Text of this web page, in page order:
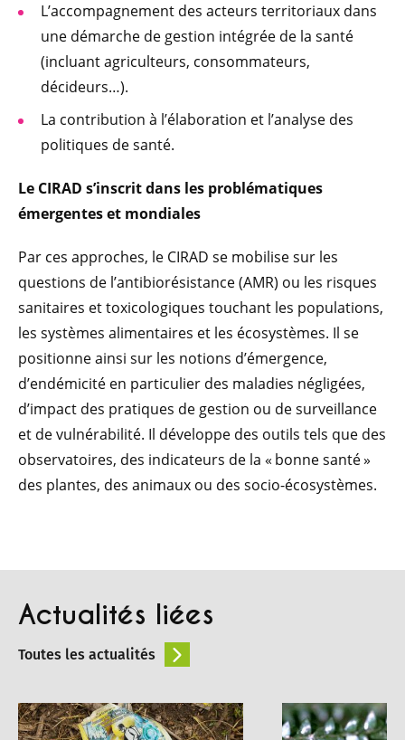
L’accompagnement des acteurs territoriaux dans
une démarche de gestion intégrée de la santé
(incluant agriculteurs, consommateurs,
décideurs…).
La contribution à l’élaboration et l’analyse des
politiques de santé.
Le CIRAD s’inscrit dans les problématiques
émergentes et mondiales
Par ces approches, le CIRAD se mobilise sur les
questions de l’antibiorésistance (AMR) ou les risques
sanitaires et toxicologiques touchant les populations,
les systèmes alimentaires et les écosystèmes. Il se
positionne ainsi sur les notions d’émergence,
d’endémicité en particulier des maladies négligées,
d’impact des pratiques de gestion ou de surveillance
et de vulnérabilité. Il développe des outils tels que des
observatoires, des indicateurs de la « bonne santé »
des plantes, des animaux ou des socio-écosystèmes.
Actualités liées
Toutes les actualités